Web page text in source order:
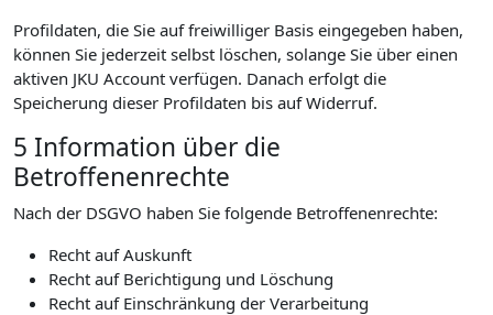
Profildaten, die Sie auf freiwilliger Basis eingegeben haben,
können Sie jederzeit selbst löschen, solange Sie über einen
aktiven JKU Account verfügen. Danach erfolgt die
Speicherung dieser Profildaten bis auf Widerruf.
5 Information über die
Betroffenenrechte
Nach der DSGVO haben Sie folgende Betroffenenrechte:
Recht auf Auskunft
Recht auf Berichtigung und Löschung
Recht auf Einschränkung der Verarbeitung